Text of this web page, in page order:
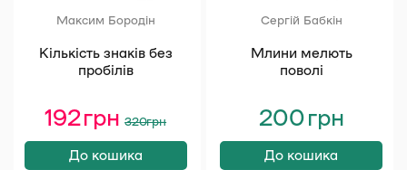
Кількість знаків без
пробілів
320грн
Оригінальна
ціна:
320 грн.
192грнПоточна
ціна:
192 грн.
Максим Бородін
До кошика
Млини мелють
поволі
200грн
Сергій Бабкін
До кошика